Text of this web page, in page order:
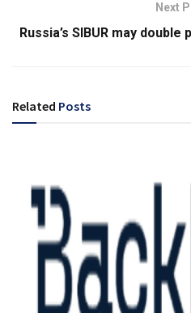
Next
Russia’s SIBUR may
Related Posts